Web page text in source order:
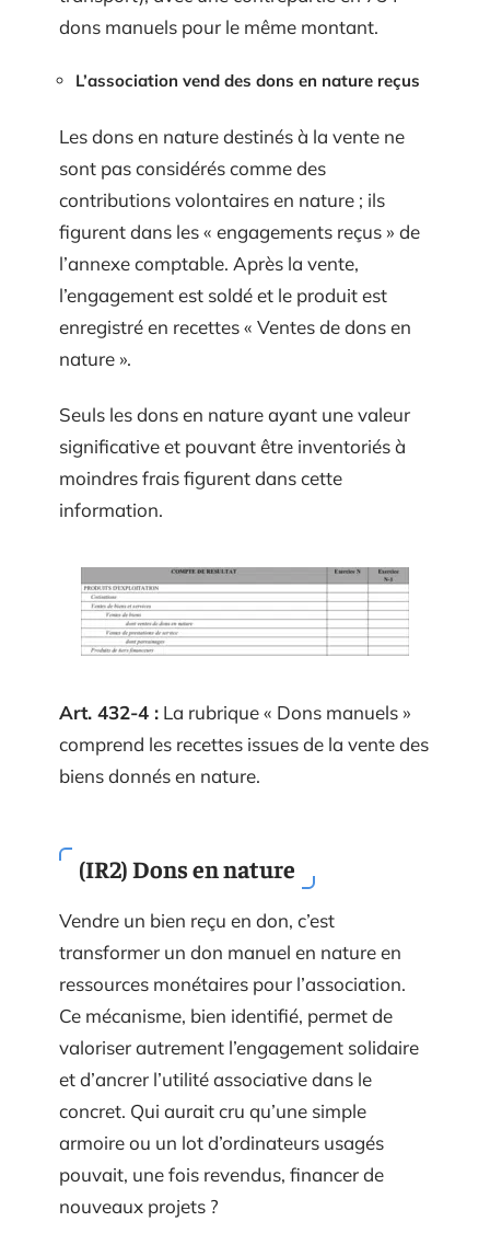
dons manuels pour le même montant.
L’association vend des dons en nature reçus
Les dons en nature destinés à la vente ne
sont pas considérés comme des
contributions volontaires en nature ; ils
figurent dans les « engagements reçus » de
l’annexe comptable. Après la vente,
l’engagement est soldé et le produit est
enregistré en recettes « Ventes de dons en
nature ».
Seuls les dons en nature ayant une valeur
significative et pouvant être inventoriés à
moindres frais figurent dans cette
information.
Art. 432-4 : La rubrique « Dons manuels »
comprend les recettes issues de la vente des
biens donnés en nature.
(IR2) Dons en nature
Vendre un bien reçu en don, c’est
transformer un don manuel en nature en
ressources monétaires pour l’association.
Ce mécanisme, bien identifié, permet de
valoriser autrement l’engagement solidaire
et d’ancrer l’utilité associative dans le
concret. Qui aurait cru qu’une simple
armoire ou un lot d’ordinateurs usagés
pouvait, une fois revendus, financer de
nouveaux projets ?